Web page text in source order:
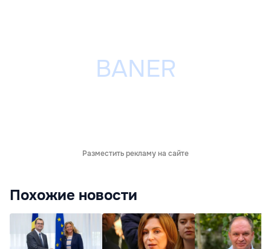
Разместить рекламу на сайте
Похожие новости